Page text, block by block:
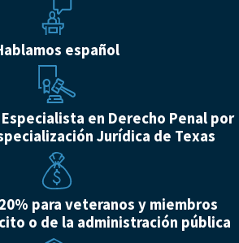
español
en Derecho Penal por
Jurídica de Texas
para veteranos y miembros
o de la administración pública